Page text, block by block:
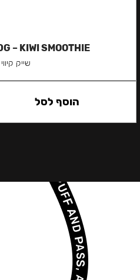
– KIWI SMOOTHIE
שייק קיווי
הוסף לסל